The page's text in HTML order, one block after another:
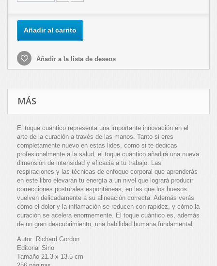
Añadir al carrito
Añadir a la lista de deseos
MÁS
El toque cuántico representa una importante innovación en el
arte de la curación a través de las manos. Tanto si eres
completamente nuevo en estas lides, como si te dedicas
profesionalmente a la salud, el toque cuántico añadirá una nueva
dimensión de intensidad y eficacia a tu trabajo. Las
respiraciones y las técnicas de enfoque corporal que aprenderás
en este libro elevarán tu energía a un nivel que logrará producir
correcciones posturales espontáneas, en las que los huesos
vuelven delicadamente a su alineación correcta. Además verás
cómo el dolor y la inflamación se reducen con rapidez, y cómo la
curación se acelera enormemente. El toque cuántico es, además
de un gran descubrimiento, una habilidad humana fundamental.
Autor: Richard Gordon.
Editorial Sirio
Tamaño 21.3 x 13.5 cm